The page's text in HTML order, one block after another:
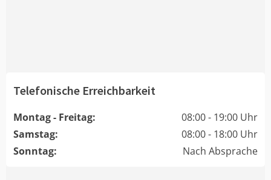
Telefonische Erreichbarkeit
Montag - Freitag:
08:00 - 19:00 Uhr
Samstag:
08:00 - 18:00 Uhr
Sonntag:
Nach Absprache